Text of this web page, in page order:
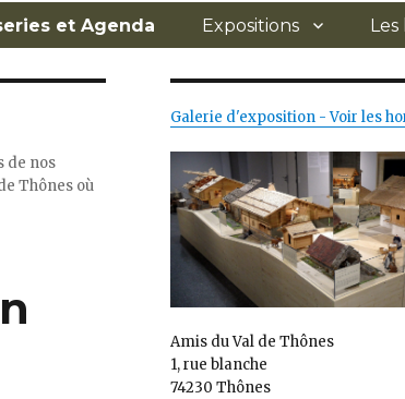
et Agenda Expositions Les
de nos
Thônes où
Galerie d'exposition - Voir les
Amis du Val de Thônes
1, rue blanche
74230 Thônes